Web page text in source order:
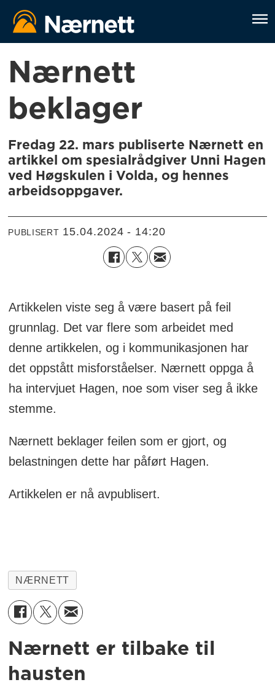
Nærnett
beklager
Fredag 22. mars publiserte Nærnett en
artikkel om spesialrådgiver Unni Hagen
ved Høgskulen i Volda, og hennes
arbeidsoppgaver.
PUBLISERT 15.04.2024 - 14:20
Artikkelen viste seg å være basert på feil
grunnlag. Det var flere som arbeidet med
denne artikkelen, og i kommunikasjonen har
det oppstått misforståelser. Nærnett oppga å
ha intervjuet Hagen, noe som viser seg å ikke
stemme.
Nærnett beklager feilen som er gjort, og
belastningen dette har påført Hagen.
Artikkelen er nå avpublisert.
NÆRNETT
Nærnett er tilbake til
hausten